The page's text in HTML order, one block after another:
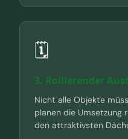
🗓️
3. Rollierender
Nicht alle Objekte
planen die Umsetzung
den attraktivsten